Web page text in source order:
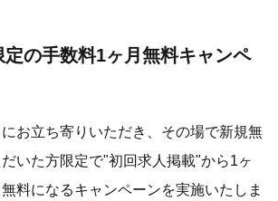
の手数料1ヶ月無料キャンペ
お立ち寄りいただき、その場で新規無
いた方限定で"初回求人掲載"から1ヶ
料になるキャンペーンを実施いたしま